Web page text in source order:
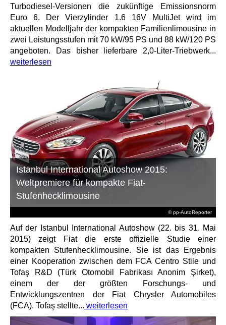
Turbodiesel-Versionen die zukünftige Emissionsnorm
Euro 6. Der Vierzylinder 1.6 16V MultiJet wird im
aktuellen Modelljahr der kompakten Familienlimousine in
zwei Leistungsstufen mit 70 kW/95 PS und 88 kW/120 PS
angeboten. Das bisher lieferbare 2,0-Liter-Triebwerk...
weiterlesen
© pp-AutoReporter
Istanbul International Autoshow 2015:
Weltpremiere für kompakte Fiat-
Stufenhecklimousine
Auf der Istanbul International Autoshow (22. bis 31. Mai
2015) zeigt Fiat die erste offizielle Studie einer
kompakten Stufenhecklimousine. Sie ist das Ergebnis
einer Kooperation zwischen dem FCA Centro Stile und
Tofaş R&D (Türk Otomobil Fabrikası Anonim Şirket),
einem der der größten Forschungs- und
Entwicklungszentren der Fiat Chrysler Automobiles
(FCA). Tofaş stellte... weiterlesen